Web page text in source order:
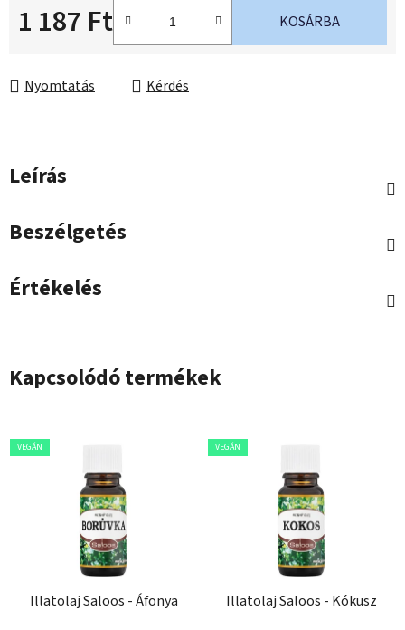
1 187 Ft KOSÁRBA
Nyomtatás Kérdés
Leírás
Beszélgetés
Értékelés
Kapcsolódó termékek
VEGÁN
Illatolaj Saloos - Áfonya
VEGÁN
Illatolaj Saloos - Kókusz